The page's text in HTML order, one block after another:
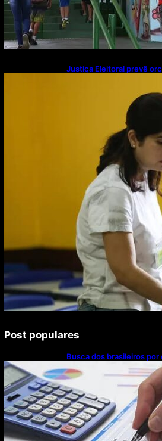
Justiça Eleitoral prevê
Post populares
Busca dos brasileiros
Mato Grosso lidera